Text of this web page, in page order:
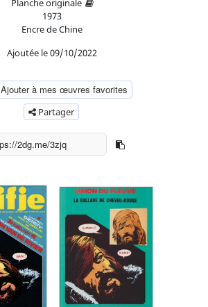
Planche originale
1973
Encre de Chine
Ajoutée le 09/10/2022
Ajouter à mes œuvres favorites
Partager